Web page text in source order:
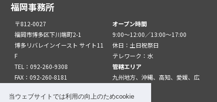
当ウェブサイトでは利用の向上のためcookie
福岡事務所
〒812-0027
福岡市博多区下川端町2-1
博多リバレインイースト サイト11
F
TEL：092-260-9308
FAX：092-260-8181
オープン時間
9:00～12:00／13:00～17:00
休日：土日祝祭日
テレワーク：水
管轄エリア
九州地方、沖縄、高知、愛媛、広